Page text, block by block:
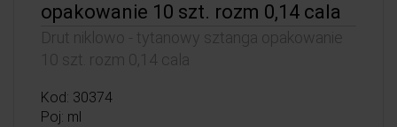
opakowanie 10 szt. rozm 0,14 cala
Drut niklowo - tytanowy sztanga opakowanie
10 szt. rozm 0,14 cala
Kod: 30374
Poj: ml